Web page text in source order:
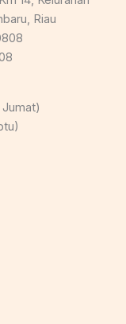
Riau
Jumat)